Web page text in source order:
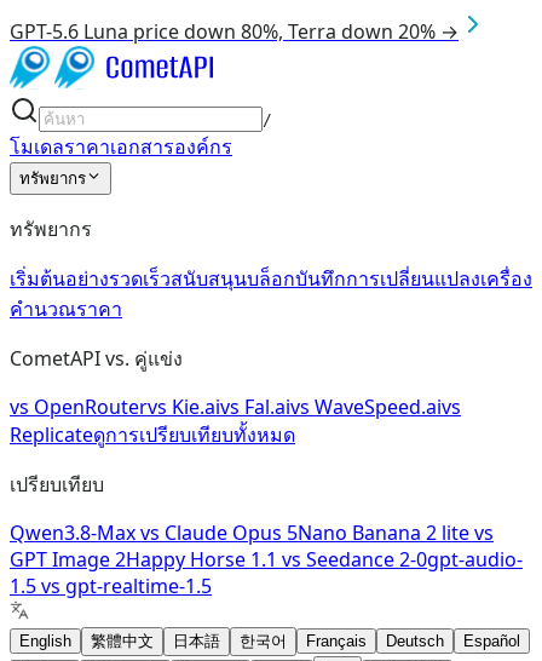
GPT-5.6 Luna price down 80%, Terra down 20% →
/
โมเดลราคาเอกสารองค์กร
ทรัพยากร
ทรัพยากร
เริ่มต้นอย่างรวดเร็วสนับสนุนบล็อกบันทึกการเปลี่ยนแปลงเครื่อง
คำนวณราคา
CometAPI vs. คู่แข่ง
vs OpenRoutervs Kie.aivs Fal.aivs WaveSpeed.aivs
Replicateดูการเปรียบเทียบทั้งหมด
เปรียบเทียบ
Qwen3.8-Maxvs Claude Opus 5Nano Banana 2 litevs
GPT Image 2Happy Horse 1.1 vs Seedance 2-0gpt-audio-
1.5vs gpt-realtime-1.5
English 繁體中文 日本語 한국어 Français Deutsch
Español